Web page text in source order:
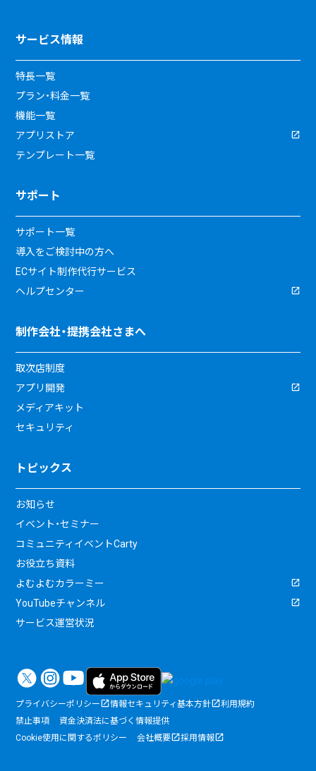
サービス情報
特長一覧
プラン・料金一覧
機能一覧
アプリストア
テンプレート一覧
サポート
サポート一覧
導入をご検討中の方へ
ECサイト制作代行サービス
ヘルプセンター
制作会社・提携会社さまへ
取次店制度
アプリ開発
メディアキット
セキュリティ
トピックス
お知らせ
イベント・セミナー
コミュニティイベントCarty
お役立ち資料
よむよむカラーミー
YouTubeチャンネル
サービス運営状況
プライバシーポリシー 情報セキュリティ基本方針
利用規約
禁止事項
資金決済法に基づく情報提供
Cookie使用に関するポリシー
会社概要 採用情報